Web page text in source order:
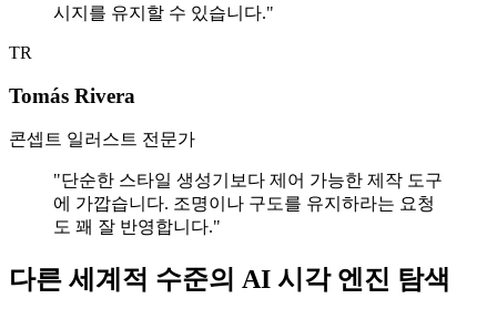
시지를 유지할 수 있습니다."
TR
Tomás Rivera
콘셉트 일러스트 전문가
"단순한 스타일 생성기보다 제어 가능한 제작 도구
에 가깝습니다. 조명이나 구도를 유지하라는 요청
도 꽤 잘 반영합니다."
다른 세계적 수준의 AI 시각 엔진 탐색